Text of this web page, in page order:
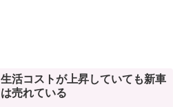
生活コストが上昇していても新車
は売れている